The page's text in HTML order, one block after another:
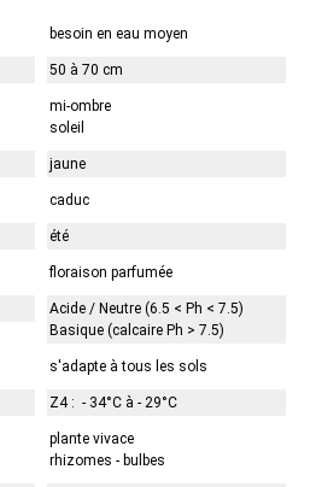
besoin en eau moyen
50 à 70 cm
mi-ombre
soleil
jaune
caduc
été
floraison parfumée
Acide / Neutre (6.5 < Ph < 7.5)
Basique (calcaire Ph > 7.5)
s'adapte à tous les sols
Z4 : - 34°C à - 29°C
plante vivace
rhizomes - bulbes